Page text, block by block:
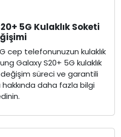
5G Kulaklık Soketi
cep telefonunuzun kulaklık
Galaxy S20+ 5G kulaklık
süreci ve garantili
hakkında daha fazla bilgi